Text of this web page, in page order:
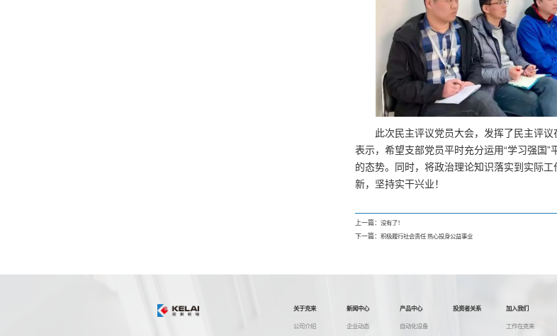
此次民主评议党员大会，发挥了民主评
表示，希望支部党员平时充分运用“学习强国
的态势。同时，将政治理论知识落实到实际
新，坚持实干兴业！
上一篇： 没有了！
下一篇： 积极履行社会责任 热心投身公益事业
关于克来
公司介绍
新闻中心
企业动态
产品中心
自动化设备
投资者关系
加入我们
工作在克来